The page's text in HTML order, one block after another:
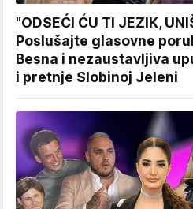
"ODSEĆI ĆU TI JEZIK,
Poslušajte glasovne
Besna i nezaustavljiva
i pretnje Slobinoj Jeleni